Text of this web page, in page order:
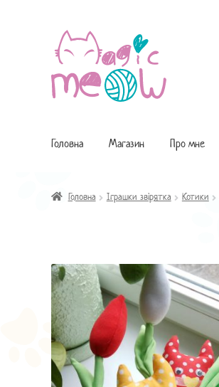
Перейти
до
навігації
Перейти
до
контенту
Головна Магазин Про мне
Головна Іграшки звірятка Котики